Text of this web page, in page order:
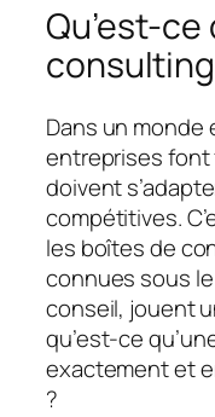
Qu’est-ce
Dans un
entreprises font
doivent
compétitives.
les boîtes de
connues sous
conseil, jouent
qu’est-ce
exactement et
?